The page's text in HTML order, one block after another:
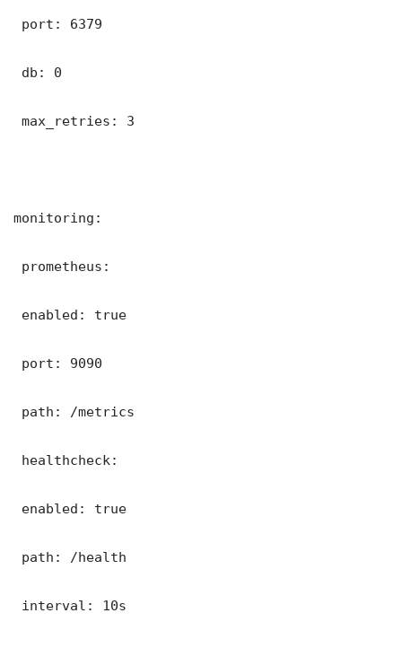
port: 6379
db: 0
max_retries: 3
monitoring:
prometheus:
enabled: true
port: 9090
path: /metrics
healthcheck:
enabled: true
path: /health
interval: 10s